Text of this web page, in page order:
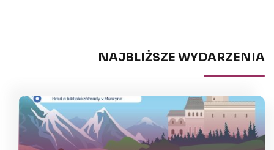
NAJBLIŻSZE WYDARZENIA